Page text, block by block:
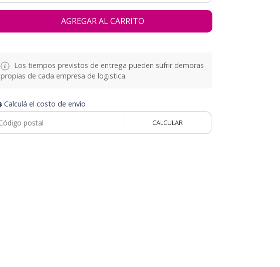
AGREGAR AL CARRITO
Los tiempos previstos de entrega pueden sufrir demoras
propias de cada empresa de logistica.
Calculá el costo de envío
CALCULAR